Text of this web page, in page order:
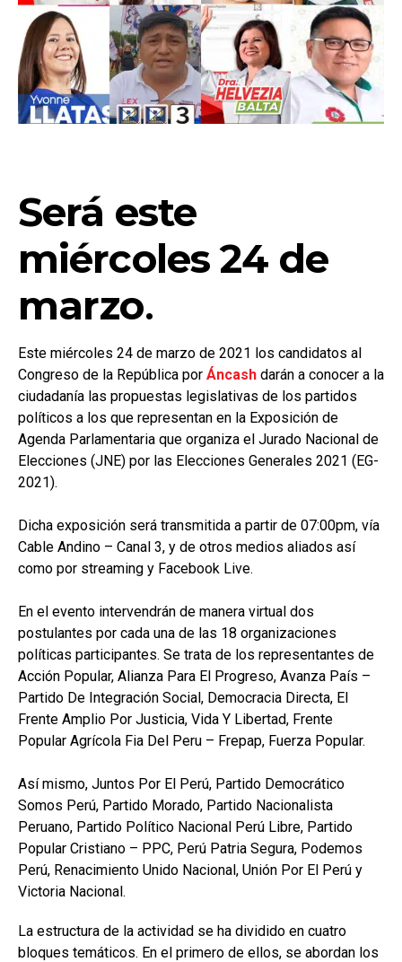
Será este
miércoles 24 de
marzo.
Este miércoles 24 de marzo de 2021 los candidatos al
Congreso de la República por Áncash darán a conocer a la
ciudadanía las propuestas legislativas de los partidos
políticos a los que representan en la Exposición de
Agenda Parlamentaria que organiza el Jurado Nacional de
Elecciones (JNE) por las Elecciones Generales 2021 (EG-
2021).
Dicha exposición será transmitida a partir de 07:00pm, vía
Cable Andino – Canal 3, y de otros medios aliados así
como por streaming y Facebook Live.
En el evento intervendrán de manera virtual dos
postulantes por cada una de las 18 organizaciones
políticas participantes. Se trata de los representantes de
Acción Popular, Alianza Para El Progreso, Avanza País –
Partido De Integración Social, Democracia Directa, El
Frente Amplio Por Justicia, Vida Y Libertad, Frente
Popular Agrícola Fia Del Peru – Frepap, Fuerza Popular.
Así mismo, Juntos Por El Perú, Partido Democrático
Somos Perú, Partido Morado, Partido Nacionalista
Peruano, Partido Político Nacional Perú Libre, Partido
Popular Cristiano – PPC, Perú Patria Segura, Podemos
Perú, Renacimiento Unido Nacional, Unión Por El Perú y
Victoria Nacional.
La estructura de la actividad se ha dividido en cuatro
bloques temáticos. En el primero de ellos, se abordan los